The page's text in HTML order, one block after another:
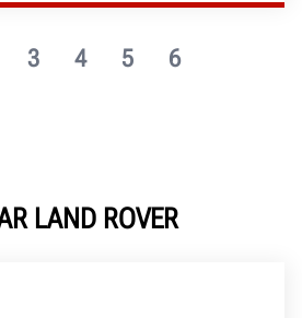
3 4 5 6
LAND ROVER